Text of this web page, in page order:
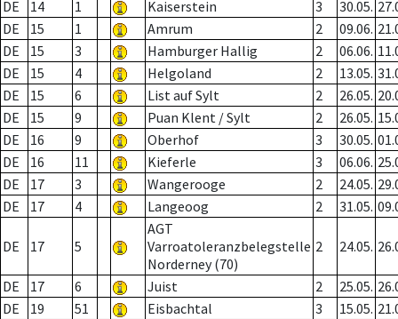
DE
14 1 Kaiserstein 3 30.05.
DE
15 1 Amrum 2 09.06.
DE
15 3 Hamburger Hallig 2 06.06.
DE
15 4 Helgoland 2 13.05.
DE
15 6 List auf Sylt 2 26.05.
DE
15 9 Puan Klent / Sylt 2 26.05.
DE
16 9 Oberhof 3 30.05.
DE
16 11 Kieferle 3 06.06.
DE
17 3 Wangerooge 2 24.05.
DE
17 4 Langeoog 2 31.05.
DE 17 5
AGT
Varroatoleranzbelegstelle
Norderney (70)
2 24.05.
DE 17 6 Juist 2 25.05.
DE
19 51 Eisbachtal 3 15.05.